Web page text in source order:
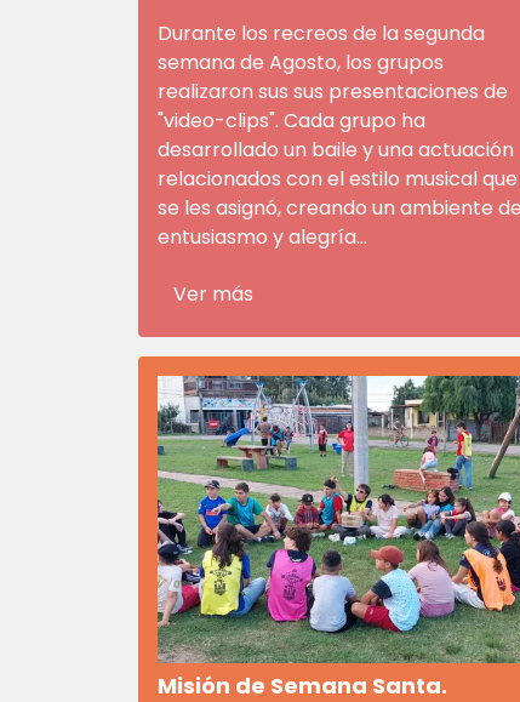
Durante los recreos de la segunda
semana de Agosto, los grupos
realizaron sus sus presentaciones de
"video-clips". Cada grupo ha
desarrollado un baile y una actuación
relacionados con el estilo musical que
se les asignó, creando un ambiente de
entusiasmo y alegría...
Ver más
Misión de Semana Santa.